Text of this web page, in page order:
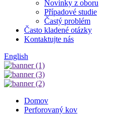
Novinky z oboru
Případové studie
Častý problém
Často kladené otázky
Kontaktujte nás
English
Domov
Perforovaný kov